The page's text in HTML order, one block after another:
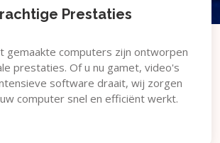
Prestaties
gemaakte computers zijn ontworpen
prestaties. Of u nu gamet, video's
software draait, wij zorgen
computer snel en efficiënt werkt.